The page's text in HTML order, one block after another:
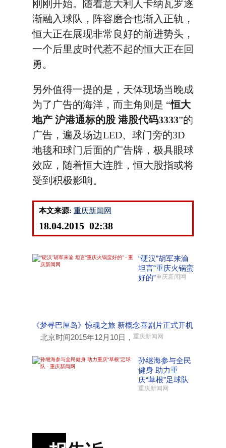
刚刚开始。随着意大利人卡纳瓦罗逐
渐融入球队，阵容磨合也渐入正轨，
恒大正在展现非常良好的前进势头，
一个后里皮时代惹不起的恒大正在回
勇。
另外值得一提的是，天体现场当晚成
为了广告的海洋，而主角则是 “恒大
地产 沪港通标的股 港股代码3333”的
广告，遍及场边LED、球门旁的3D
地毯和球门后面的广告牌，极具眼球
效应，随着恒大连胜，恒大股指或将
受到积极影响。
本文来源: 重庆新闻网
18.04.2015 02:38
“硬汉”胡军来渝
坦言“重庆火锅蛮
好的”重庆新闻网
《梦寻巴厘岛》惊魂之旅 新概念喜剧片正式开机
北京时间2015年12月10日， 重庆新闻网
孙继海参与全民
健身 助力重
庆“草根”足球队
重庆新闻网